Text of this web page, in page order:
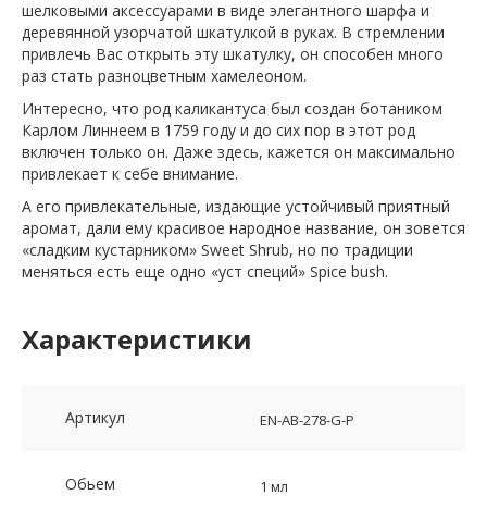
шелковыми аксессуарами в виде элегантного шарфа и
деревянной узорчатой шкатулкой в руках. В стремлении
привлечь Вас открыть эту шкатулку, он способен много
раз стать разноцветным хамелеоном.
Интересно, что род каликантуса был создан ботаником
Карлом Линнеем в 1759 году и до сих пор в этот род
включен только он. Даже здесь, кажется он максимально
привлекает к себе внимание.
А его привлекательные, издающие устойчивый приятный
аромат, дали ему красивое народное название, он зовется
«сладким кустарником» Sweet Shrub, но по традиции
меняться есть еще одно «уст специй» Spice bush.
Характеристики
Артикул EN-AB-278-G-P
Обьем 1 мл